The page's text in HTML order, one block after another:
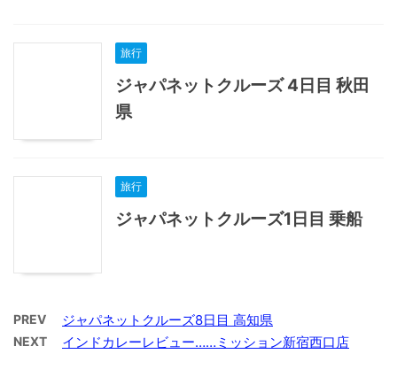
旅行
ジャパネットクルーズ 4日目 秋田
県
旅行
ジャパネットクルーズ1日目 乗船
PREV ジャパネットクルーズ8日目 高知県
NEXT インドカレーレビュー……ミッション新宿西口店